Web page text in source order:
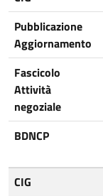
Pubblicazione
Aggiornamento
Fascicolo
Attività
negoziale
BDNCP
CIG